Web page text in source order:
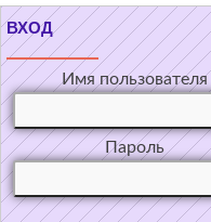
ВХОД
Имя пользователя
Пароль